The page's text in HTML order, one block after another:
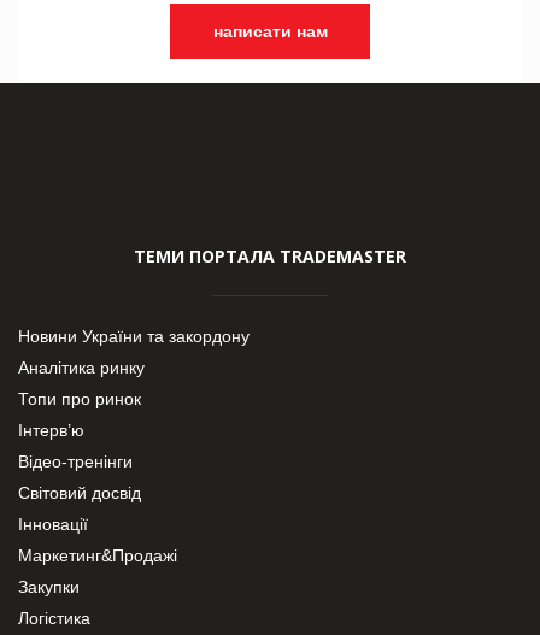
написати нам
ТЕМИ ПОРТАЛА TRADEMASTER
Новини України та закордону
Аналітика ринку
Топи про ринок
Інтерв’ю
Відео-тренінги
Світовий досвід
Інновації
Маркетинг&Продажі
Закупки
Логістика